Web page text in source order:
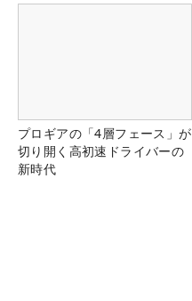
プロギアの「4層フェース」が
切り開く高初速ドライバーの
新時代